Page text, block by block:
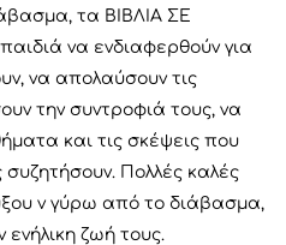
τα ΒΙΒΛΙΑ ΣΕ
να ενδιαφερθούν για
να απολαύσουν τις
την συντροφιά τους, να
και τις σκέψεις που
συζητήσουν. Πολλές καλές
ν γύρω από το διάβασμα,
ζωή τους.